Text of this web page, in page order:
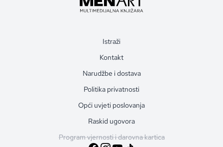
Istraži
Kontakt
Narudžbe i dostava
Politika privatnosti
Opći uvjeti poslovanja
Raskid ugovora
Program vjernosti i darovna kartica